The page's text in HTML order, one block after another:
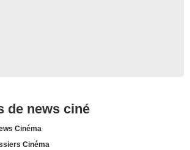
de news ciné
Cinéma
Cinéma